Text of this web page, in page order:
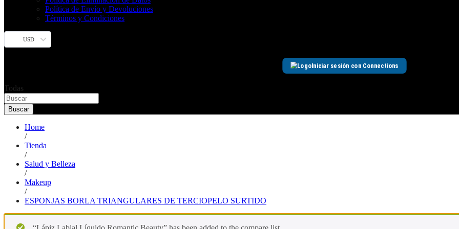
Política de Envío y Devoluciones
Términos y Condiciones
USD
Iniciar sesión con Connections
Todas
Buscar
Home
/
Tienda
/
Salud y Belleza
/
Makeup
/
ESPONJAS BORLA TRIANGULARES DE TERCIOPELO SURTIDO